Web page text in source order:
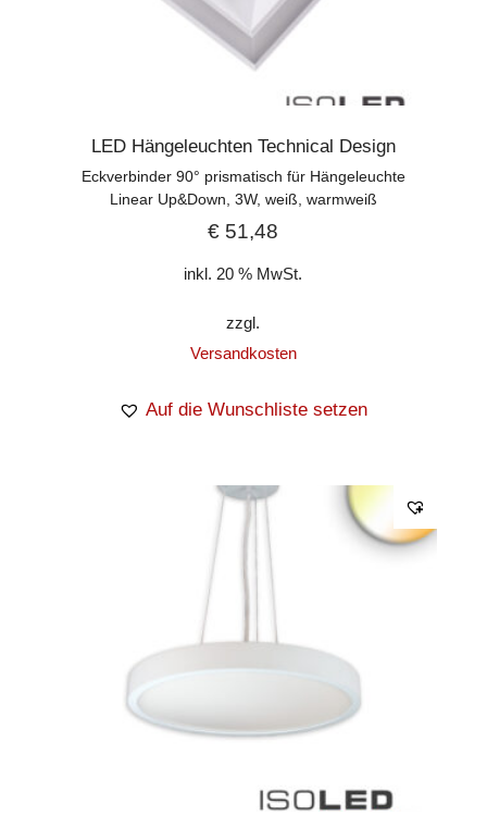
LED Hängeleuchten Technical Design
Eckverbinder 90° prismatisch für Hängeleuchte
Linear Up&Down, 3W, weiß, warmweiß
€ 51,48
inkl. 20 % MwSt.
zzgl.
Versandkosten
Auf die Wunschliste setzen